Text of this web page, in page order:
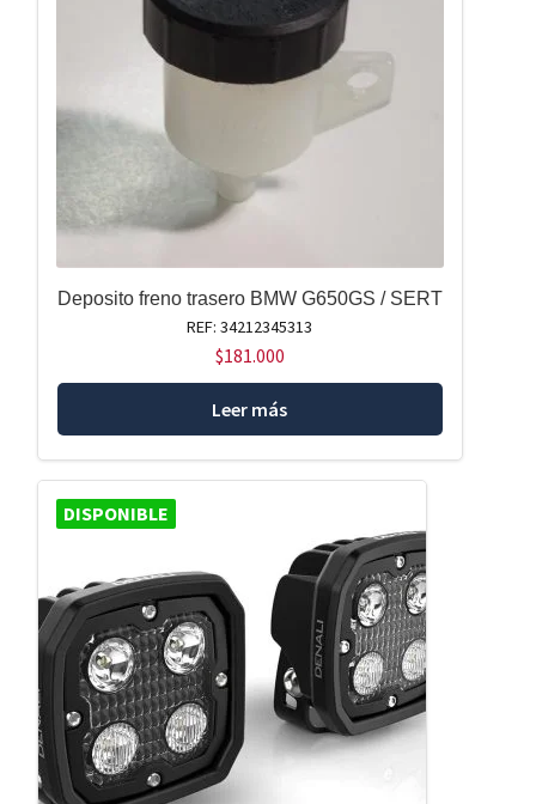
Deposito freno trasero BMW G650GS / SERT
REF: 34212345313
$181.000
Leer más
DISPONIBLE